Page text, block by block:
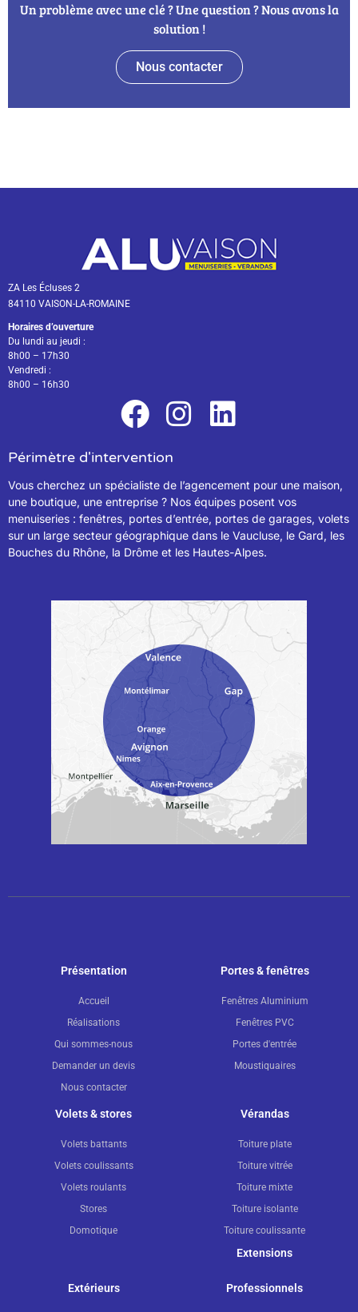
Un problème avec une clé ? Une question ? Nous avons la
solution !
Nous contacter
ZA Les Écluses 2
84110 VAISON-LA-ROMAINE
Horaires d’ouverture
Du lundi au jeudi :
8h00 – 17h30
Vendredi :
8h00 – 16h30
Périmètre d'intervention
Vous cherchez un spécialiste de l’agencement pour une maison,
une boutique, une entreprise ? Nos équipes posent vos
menuiseries : fenêtres, portes d’entrée, portes de garages, volets
sur un large secteur géographique dans le Vaucluse, le Gard, les
Bouches du Rhône, la Drôme et les Hautes-Alpes.
Présentation
Accueil
Réalisations
Qui sommes-nous
Demander un devis
Nous contacter
Portes & fenêtres
Fenêtres Aluminium
Fenêtres PVC
Portes d'entrée
Moustiquaires
Volets & stores
Volets battants
Volets coulissants
Volets roulants
Stores
Domotique
Vérandas
Toiture plate
Toiture vitrée
Toiture mixte
Toiture isolante
Toiture coulissante
Extensions
Extérieurs Professionnels